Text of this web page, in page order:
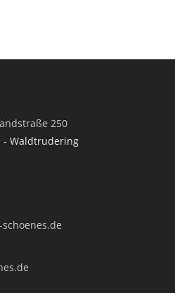
250
- Waldtrudering